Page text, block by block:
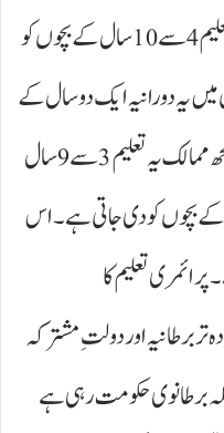
لازمی بنیادی تعلیم کا پہلا قدم ہے۔ یہ تعلیم 4سے 10سال کے بچوں کو
یہ دورانیہ ایک دو سال کے
فرق سے مختلف بھی ہو سکتا ہے۔ مثلاً کچھ ممالک یہ تعلیم 3سے 9سال
5سے 11سال تک کے بچوں کو دی جا تی ہے۔ اس
پرائمری تعلیم کا
تر برطانیہ اور دولتِ مشترکہ
برطانوی حکومت رہی ہے